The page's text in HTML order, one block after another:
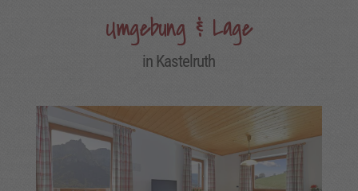
Umgebung & Lage
in Kastelruth